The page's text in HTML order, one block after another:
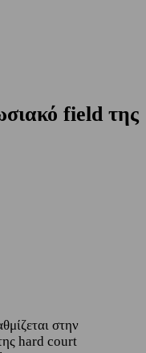
field της
στην
hard court